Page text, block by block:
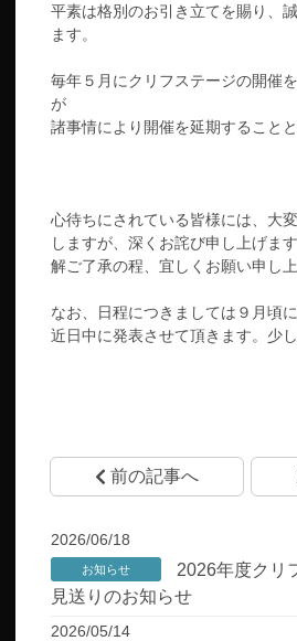
平素は格別のお引き立てを賜り、
ます。
毎年５月にクリフステージの開催
が
諸事情により開催を延期することと
心待ちにされている皆様には、大
しますが、深くお詫び申し上げま
解ご了承の程、宜しくお願い申し上
なお、日程につきましては９月頃
近日中に発表させて頂きます。少
前の記事へ
2026/06/18
お知らせ
2026年度クリ
見送りのお知らせ
2026/05/14